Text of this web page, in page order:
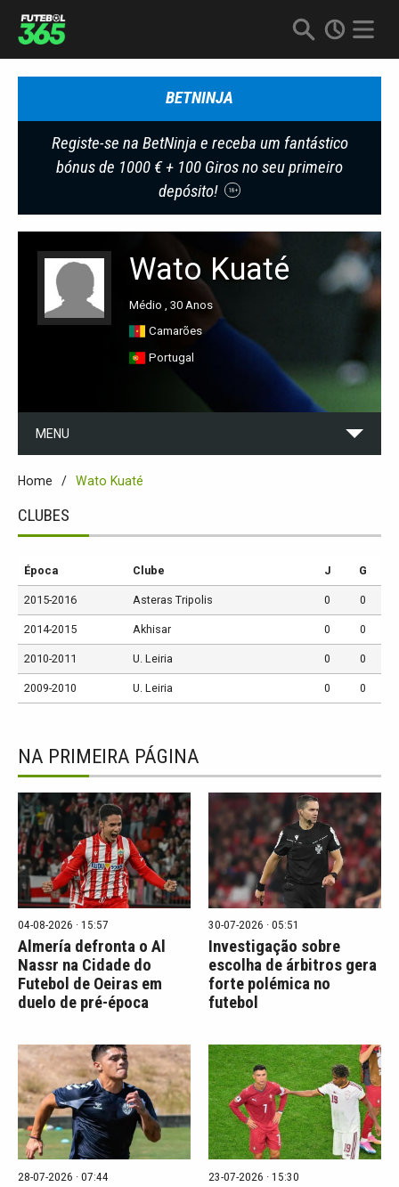
BETNINJA
Registe-se na BetNinja e receba um fantástico
bónus de 1000 € + 100 Giros no seu primeiro
depósito!
18+
Wato Kuaté
Médio , 30 Anos
Camarões
Portugal
MENU
Home Wato Kuaté
CLUBES
Época Clube J G
2015-2016 Asteras Tripolis 0 0
2014-2015 Akhisar 0 0
2010-2011 U. Leiria 0 0
2009-2010 U. Leiria 0 0
NA PRIMEIRA PÁGINA
04-08-2026 · 15:57
Almería defronta o Al
Nassr na Cidade do
Futebol de Oeiras em
duelo de pré-época
30-07-2026 · 05:51
Investigação sobre
escolha de árbitros gera
forte polémica no
futebol
28-07-2026 · 07:44 23-07-2026 · 15:30